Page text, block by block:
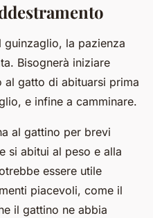
guinzaglio, la pazienza
Bisognerà iniziare
al gatto di abituarsi prima
e infine a camminare.
al gattino per brevi
si abitui al peso e alla
essere utile
piacevoli, come il
il gattino ne abbia